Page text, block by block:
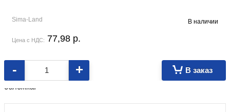
Sima-Land В наличии
Цена с НДС: 77,98 p.
- + В заказ
Шкатулка-книга с очаровательным котиком. Деревянная
обложка.